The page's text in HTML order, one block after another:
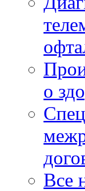
о
Все